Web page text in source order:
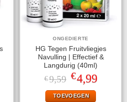
ONGEDIERTE
HG Tegen Fruitvliegjes
Navulling | Effectief &
Langdurig (40ml)
€9,59 Oorspronkelijke
prijs
was:
€9,59.
€4,99Huidige
prijs
is:
€4,99.
TOEVOEGEN